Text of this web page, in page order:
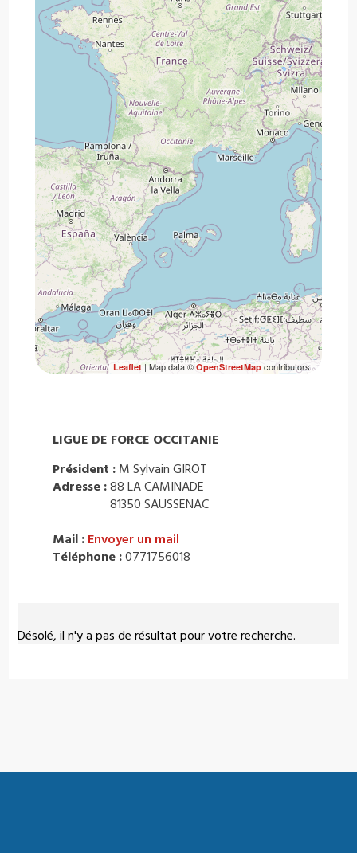
Désolé, il n'y a pas de résultat pour votre recherche.
Leaflet| Map data ©OpenStreetMapcontributors
LIGUE DE FORCE OCCITANIE
Président : M Sylvain GIROT
Adresse :88 LA CAMINADE
81350 SAUSSENAC
Mail : Envoyer un mail
Téléphone :0771756018